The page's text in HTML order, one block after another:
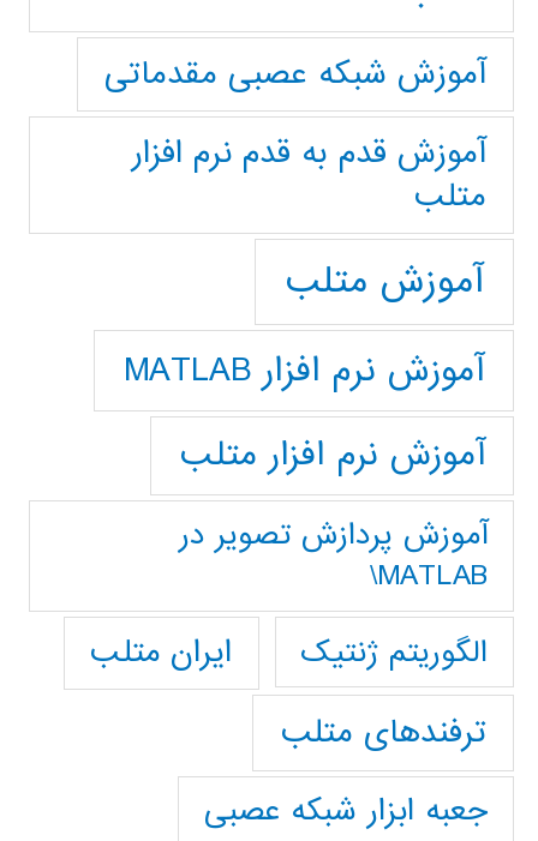
آموزش شبکه عصبی مقدماتی
آموزش قدم به قدم نرم افزار
متلب
آموزش متلب
آموزش نرم افزار MATLAB
آموزش نرم افزار متلب
آموزش پردازش تصوير در
MATLAB\
الگوریتم ژنتیک
ایران متلب
ترفندهای متلب
جعبه ابزار شبکه عصبی